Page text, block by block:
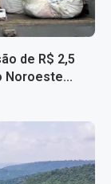
de R$ 2,5
Noroeste...